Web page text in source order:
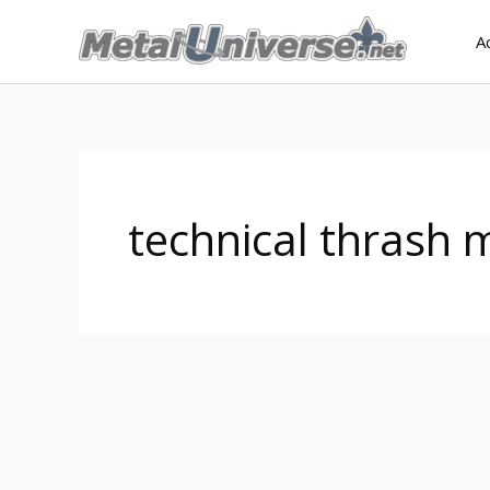
technical thrash